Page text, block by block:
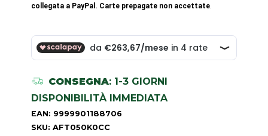
collegata a PayPal. Carte prepagate non accettate.
CONSEGNA: 1-3 GIORNI
DISPONIBILITÀ IMMEDIATA
EAN: 9999901188706
SKU: AFT050K0CC